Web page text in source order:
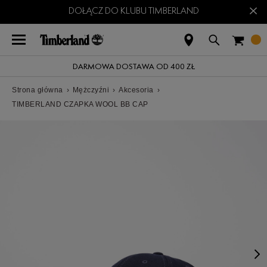
DOŁĄCZ DO KLUBU TIMBERLAND ×
DARMOWA DOSTAWA OD 400 ZŁ
Strona główna › Mężczyźni › Akcesoria ›
TIMBERLAND CZAPKA WOOL BB CAP